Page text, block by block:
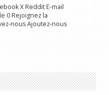
X Reddit E-mail
0 Rejoignez la
nous Ajoutez-nous